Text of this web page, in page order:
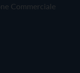
Commerciale